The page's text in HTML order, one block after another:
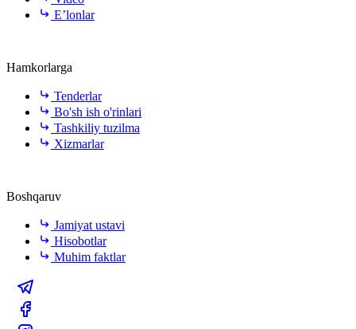
E’lonlar
Hamkorlarga
Tenderlar
Bo'sh ish o'rinlari
Tashkiliy tuzilma
Xizmarlar
Boshqaruv
Jamiyat ustavi
Hisobotlar
Muhim faktlar